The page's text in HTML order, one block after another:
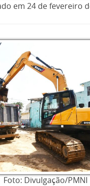
em 24 de fevereiro
Foto: Divulgação/PMNI